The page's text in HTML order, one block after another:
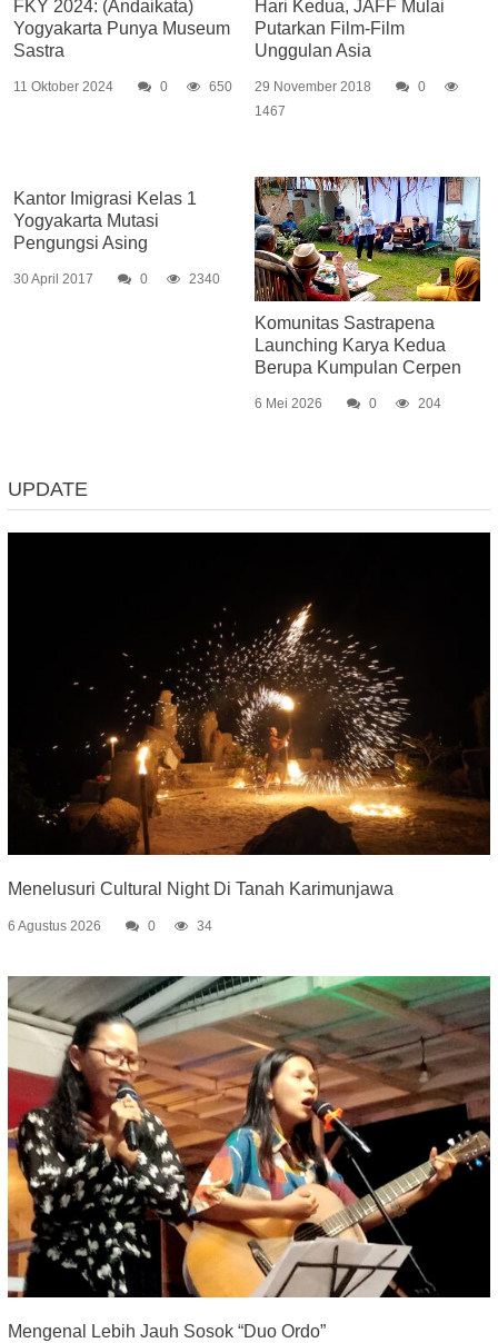
FKY 2024: (Andaikata)
Yogyakarta Punya Museum
Sastra
11 Oktober 2024 0 650
Hari Kedua, JAFF Mulai
Putarkan Film-Film
Unggulan Asia
29 November 2018
0
1467
Kantor Imigrasi Kelas 1
Yogyakarta Mutasi
Pengungsi Asing
30 April 2017 0 2340
Komunitas Sastrapena
Launching Karya Kedua
Berupa Kumpulan Cerpen
6 Mei 2026 0 204
UPDATE
Menelusuri Cultural Night Di Tanah Karimunjawa
6 Agustus 2026 0 34
Mengenal Lebih Jauh Sosok “Duo Ordo”